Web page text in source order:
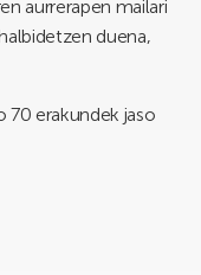
aurrerapen mailari
duena,
70 erakundek jaso